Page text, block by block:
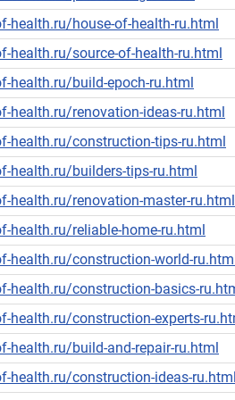
health.ru/house-of-health-ru.html
health.ru/source-of-health-ru.html
health.ru/build-epoch-ru.html
health.ru/renovation-ideas-ru.html
health.ru/construction-tips-ru.html
health.ru/builders-tips-ru.html
health.ru/renovation-master-ru.html
health.ru/reliable-home-ru.html
health.ru/construction-world-
health.ru/construction-basics-
health.ru/construction-experts-
health.ru/build-and-repair-ru.html
health.ru/construction-ideas-ru.html